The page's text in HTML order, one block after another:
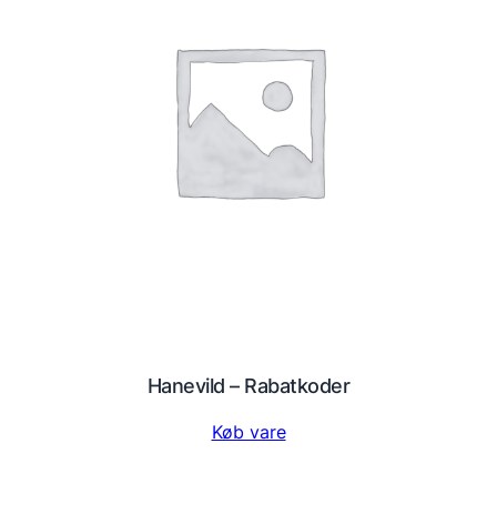
Hanevild – Rabatkoder
Køb vare